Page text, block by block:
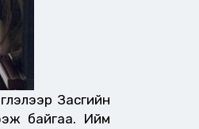
Засгийн
байгаа. Ийм